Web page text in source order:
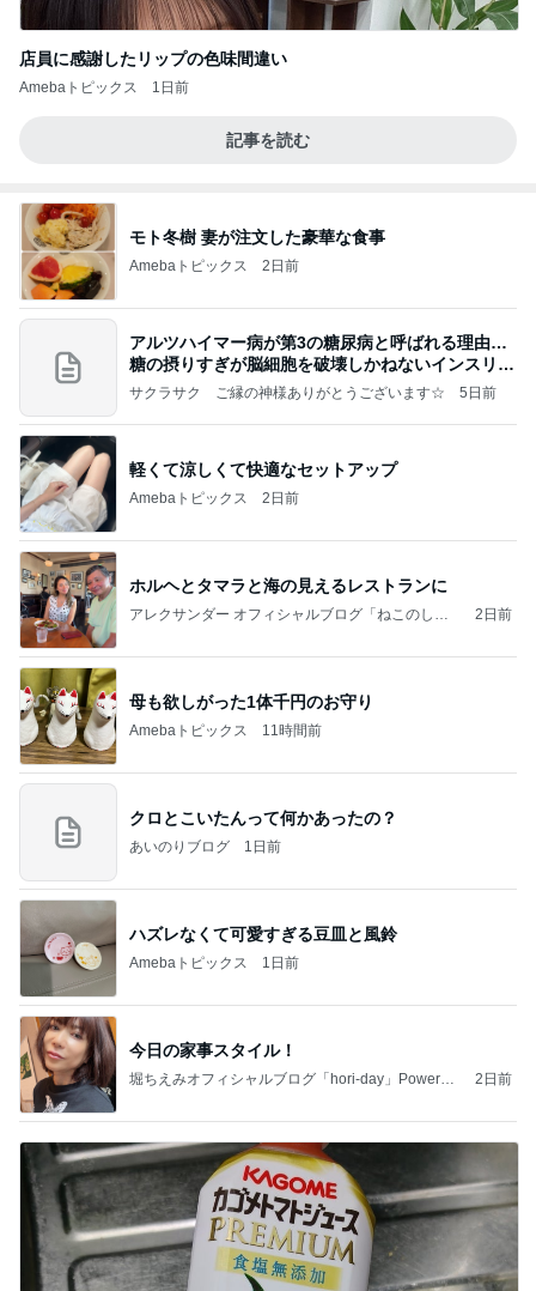
店員に感謝したリップの色味間違い
Amebaトピックス 1日前
記事を読む
モト冬樹 妻が注文した豪華な食事
Amebaトピックス 2日前
アルツハイマー病が第3の糖尿病と呼ばれる理由…
糖の摂りすぎが脳細胞を破壊しかねないインスリン
の恐
サクラサク ご縁の神様ありがとうございます☆ 5日前
軽くて涼しくて快適なセットアップ
Amebaトピックス 2日前
ホルヘとタマラと海の見えるレストランに
アレクサンダー オフィシャルブログ「ねこのしっ
2日前
母も欲しがった1体千円のお守り
Amebaトピックス 11時間前
クロとこいたんって何かあったの？
あいのりブログ 1日前
ハズレなくて可愛すぎる豆皿と風鈴
Amebaトピックス 1日前
今日の家事スタイル！
堀ちえみオフィシャルブログ「hori-day」Powered
2日前